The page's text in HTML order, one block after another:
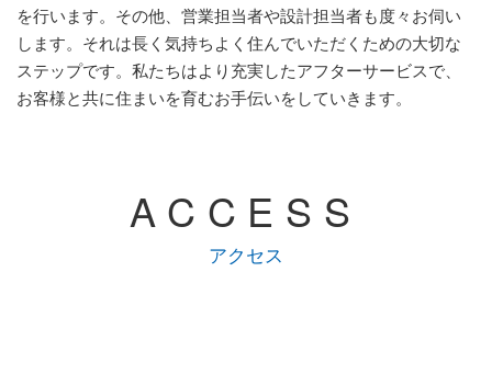
を行います。その他、営業担当者や設計担当者も度々お伺い
します。それは長く気持ちよく住んでいただくための大切な
ステップです。私たちはより充実したアフターサービスで、
お客様と共に住まいを育むお手伝いをしていきます。
ACCESS
アクセス